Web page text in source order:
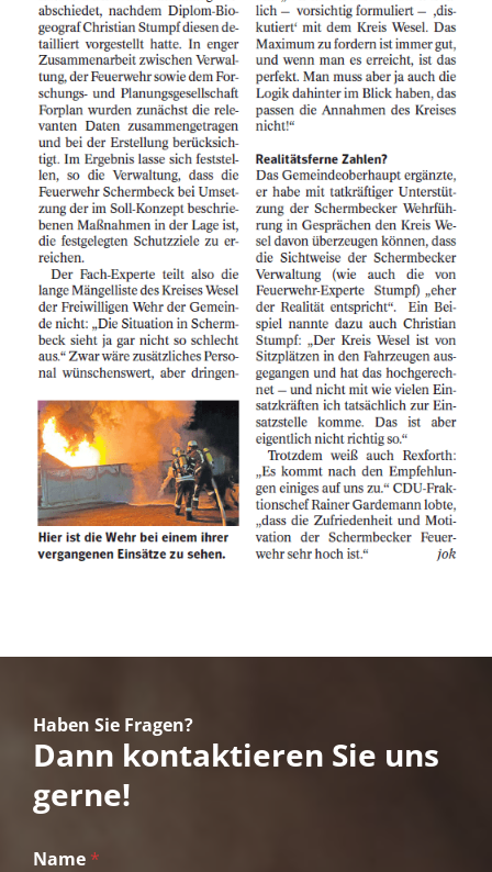
Haben Sie Fragen?
Dann kontaktieren Sie uns
gerne!
Name *